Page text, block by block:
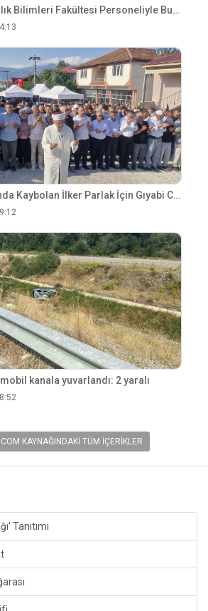
TOGÜ Rektörü Sağlık Bilimleri Fakültesi Personeliyle Buluştu
Kelkit Çayı&apos;nda Kaybolan İlker Parlak İçin Gıyabi Cenaze Namazı Kılındı
kanala yuvarlandı: 2 yaralı
KAYNAĞINDAKI TÜM İÇERIKLER
Tanıtımı